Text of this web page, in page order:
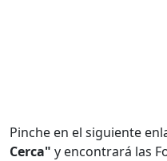
Pinche en el siguiente
Cerca" y encontrará las